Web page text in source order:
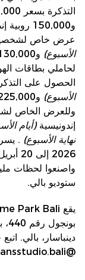
التذكرة بسعر 125,000 روبية إندونيسية
و150,000 روبية إندونيسية
عرض خاص لشخصين بسعر 110,000
الأسبوع) و130,000 روبية إندونيسية
لحاملي بطاقات
الحصول على التذكرة بسعر 175,000
الأسبوع) و225,000 روبية إندونيسية
وللعرض الخاص
إندونيسية(أيام
نهاية الأسبوع)
واصنعوا لحظات
ستوديو بالي.
@transstudio.bali للحصول على أحدث المعلومات.